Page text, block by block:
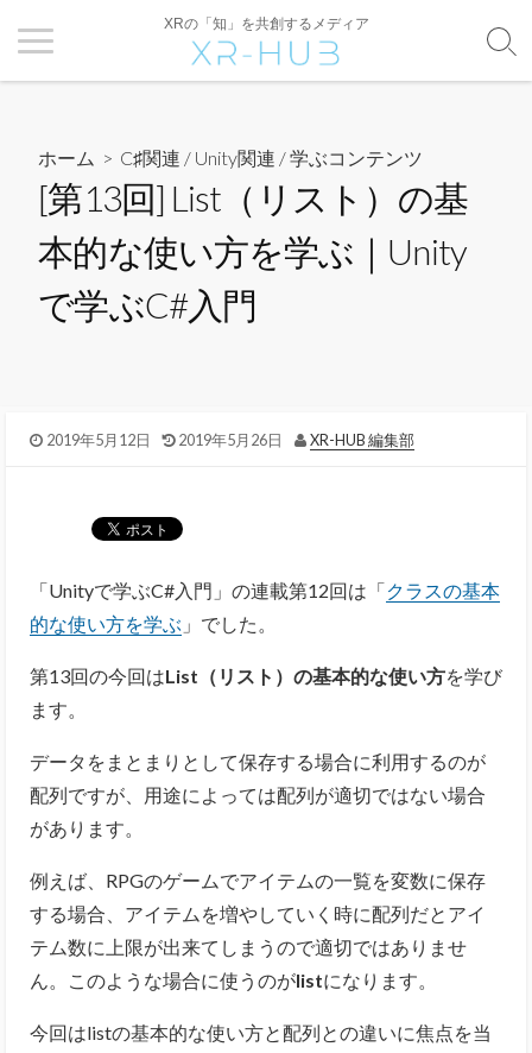
XRの「知」を共創するメディア
ホーム > C♯関連 / Unity関連 /学ぶコンテンツ
[第13回] List（リスト）の基
本的な使い方を学ぶ｜Unity
で学ぶC#入門
2019年5月12日 2019年5月26日 XR-HUB 編集部
「Unityで学ぶC#入門」の連載第12回は「クラスの基本
的な使い方を学ぶ 」でした。
第13回の今回はList（ リスト）の基本的な使い方を学び
ます。
データをまとまりとして保存する場合に利用するのが
配列ですが、用途によっては配列が適切ではない場合
があります。
例えば、RPGのゲームでアイテムの一覧を変数に保存
する場合、アイテムを増やしていく時に配列だとアイ
テム数に上限が出来てしまうので適切ではありませ
ん。このような場合に使うのがlistになります。
今回はlistの基本的な使い方と配列との違いに焦点を当